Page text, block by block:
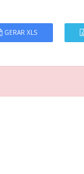
GERAR XLS